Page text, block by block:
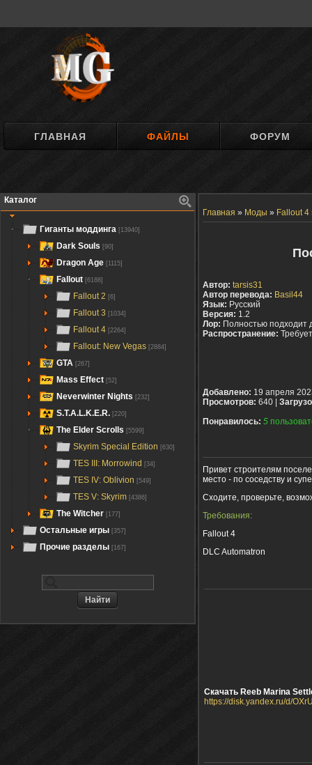
ГЛАВНАЯ ФАЙЛЫ ФОРУМ
Каталог
Гиганты моддинга [13940]
Dark Souls [90]
Dragon Age [1115]
Fallout [6188]
Fallout 2 [6]
Fallout 3 [1034]
Fallout 4 [2264]
Fallout: New Vegas [2884]
GTA [267]
Mass Effect [52]
Neverwinter Nights [232]
S.T.A.L.K.E.R. [220]
The Elder Scrolls [5599]
Skyrim Special Edition [630]
TES III: Morrowind [34]
TES IV: Oblivion [549]
TES V: Skyrim [4386]
The Witcher [177]
Остальные игры [357]
Прочие разделы [167]
Главная » Моды » Fallout 4
Автор: tarsis31
Автор перевода: Basil44
Язык: Русский
Версия: 1.2
Лор: Полностью подходит
Распространение:
Добавлено: 19 апреля
Просмотров: 640 |
Понравилось: 5
Привет строителям
место - по соседству и
Сходите, проверьте,
Требования:
Fallout 4
DLC Automatron
Скачать Reeb Marina
https://disk.yandex.ru/d/